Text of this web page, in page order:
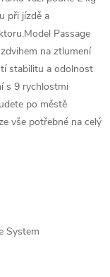
při jízdě a
Passage
na ztlumení
stabilitu a odolnost
s 9 rychlostmi
po městě
vše potřebné na celý
System